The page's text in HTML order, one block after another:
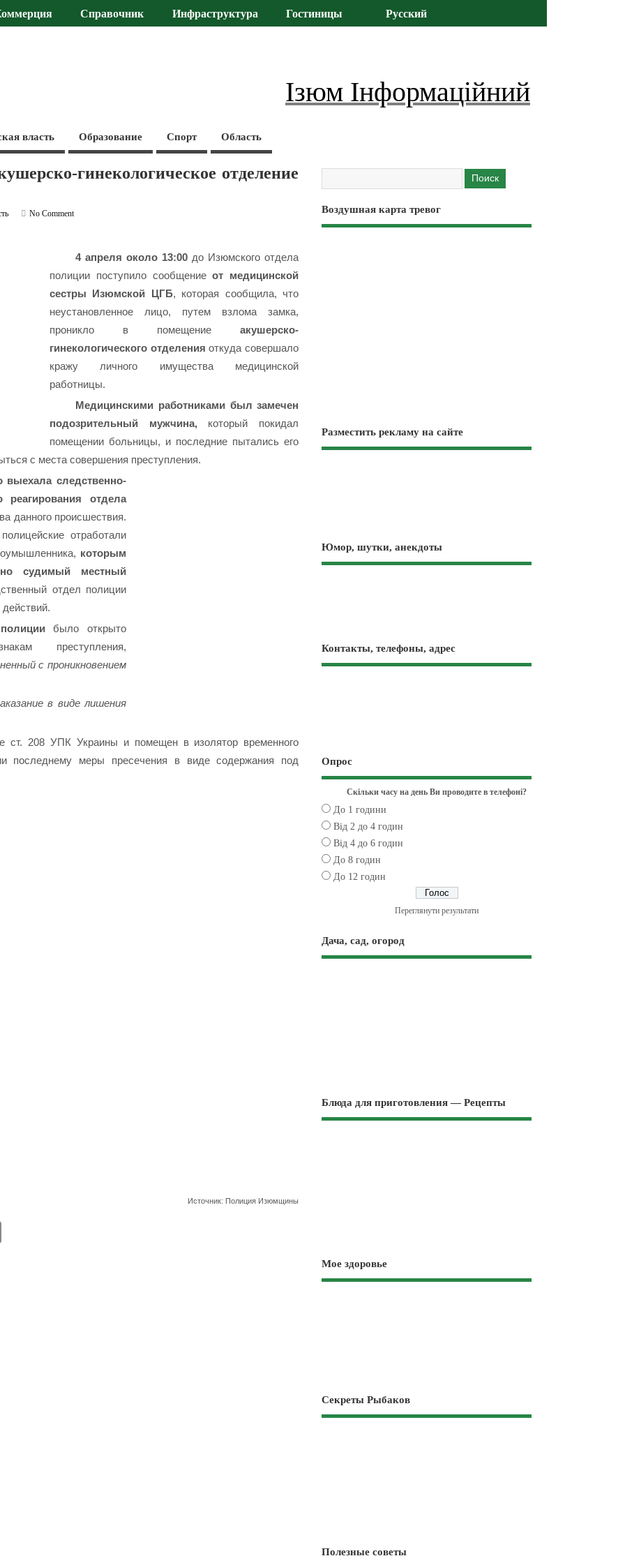
Справочник Инфраструктура Гостиницы Русский
Ізюм Інформаційний
власть Образование Спорт Область
гинекологическое отделение
No Comment
4 апреля около 13:00 до Изюмского отдела
полиции поступило сообщениеот медицинской
сестры Изюмской ЦГБ, которая сообщила, что
неустановленное лицо, путем взлома замка,
проникло в помещениеакушерско-
гинекологического отделения откуда совершало
кражу личного имущества медицинской
работницы.
Медицинскими работниками был замечен
подозрительный мужчина,который покидал
помещении больницы, и последние пытались его
с места совершения преступления.
выехала следственно-
реагирования отдела
данного происшествия.
отработали
которым
судимый местный
отдел полиции
было открыто
преступления,
с проникновением
в виде лишения
ст. 208 УПК Украины и помещен в изолятор временного
последнему меры пресечения в виде содержания под
Источник: Полиция Изюмщины
Воздушная карта тревог
Разместить рекламу на сайте
Юмор, шутки, анекдоты
Контакты, телефоны, адрес
Опрос
Скільки часу на день Ви проводите в телефоні?
До 1 години
Від 2 до 4 годин
Від 4 до 6 годин
До 8 годин
До 12 годин
Переглянути результати
Дача, сад, огород
Блюда для приготовления — Рецепты
Мое здоровье
Секреты Рыбаков
Полезные советы